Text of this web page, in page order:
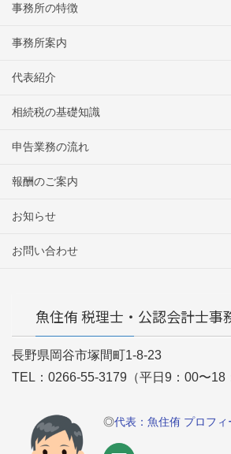
事務所の特徴
事務所案内
代表紹介
相続税の基礎知識
申告業務の流れ
報酬のご案内
お知らせ
お問い合わせ
魚住侑 税理士・公認会計士事
長野県岡谷市塚間町1-8-23
TEL：0266-55-3179（平日9：00〜18
◎代表：魚住侑 プロフィ